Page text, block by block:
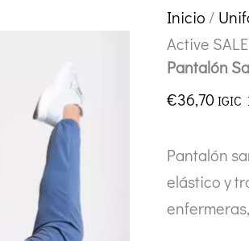
Inicio /
Active
Pantalón
€36,70IGIC
Pantalón
elástico y